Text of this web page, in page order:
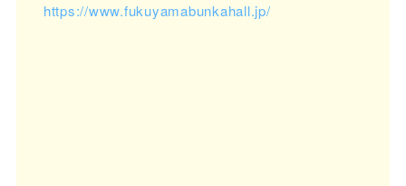
https://www.fukuyamabunkahall.jp/